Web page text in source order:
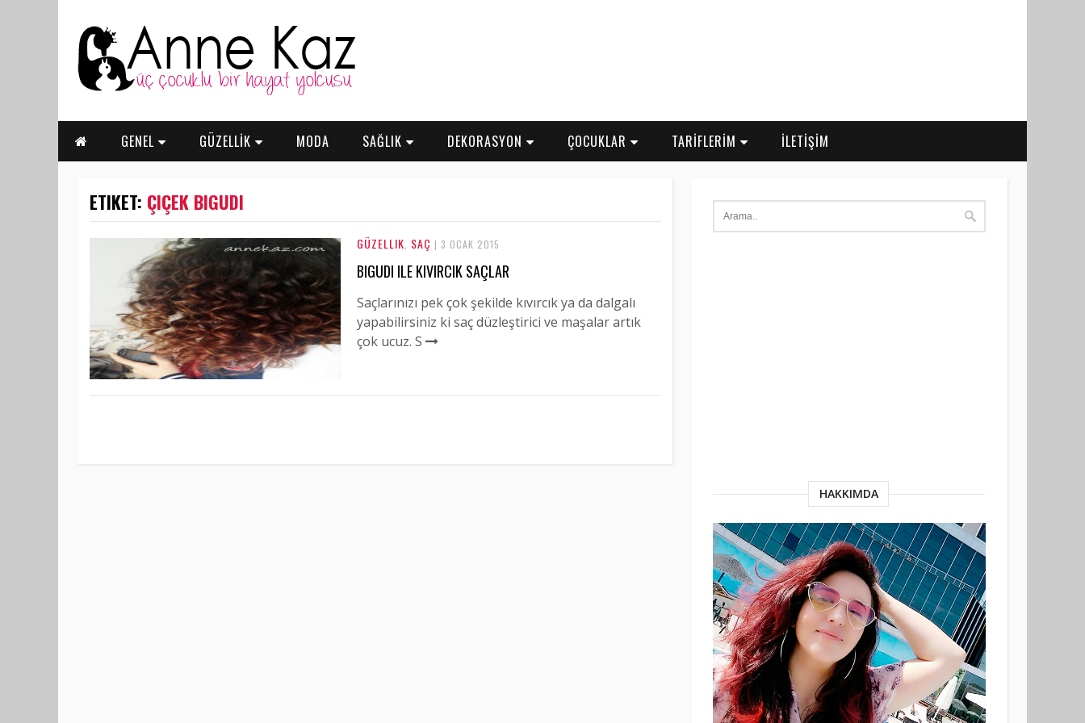
GENEL GÜZELLİK MODA SAĞLIK DEKORASYON ÇOCUKLAR TARİFLERİM İLETİŞİM
ETIKET: ÇIÇEK BIGUDI
GÜZELLIK SAÇ | 3 OCAK 2015
BIGUDI ILE KIVIRCIK SAÇLAR
Saçlarınızı pek çok şekilde kıvırcık ya da dalgalı
yapabilirsiniz ki saç düzleştirici ve maşalar artık
çok ucuz. S
HAKKIMDA